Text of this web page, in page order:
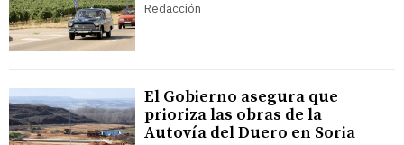
Redacción
El Gobierno asegura que
prioriza las obras de la
Autovía del Duero en Soria